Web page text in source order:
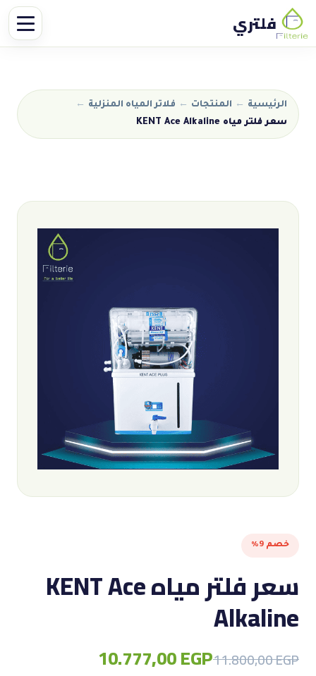
فلتري
الرئيسية ← المنتجات ← فلاتر المياه المنزلية ←
سعر فلتر مياه KENT Ace Alkaline
خصم 9%
سعر فلتر مياه KENT Ace
Alkaline
11.800,00EGP
Original
10.777,00EGP
Current